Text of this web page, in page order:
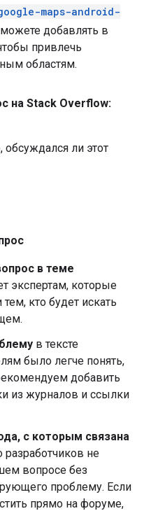
maps-android-
добавлять в
привлечь
областям.
на Stack Overflow:
ли этот
в теме
экспертам, которые
тем, кто будет искать
в тексте
было легче понять,
добавить
из журналов и ссылки
с которым связана
не
вопросе без
проблему. Если
прямо на форуме,